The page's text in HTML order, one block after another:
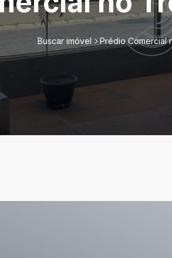
Buscar imóvel Prédio Comercial